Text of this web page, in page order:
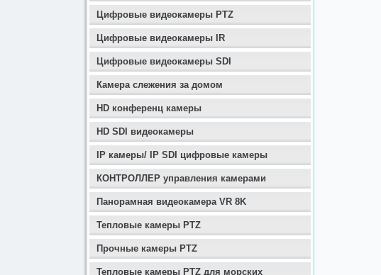
Цифровые видеокамеры PTZ
Цифровые видеокамеры IR
Цифровые видеокамеры SDI
Камера слежения за домом
HD конференц камеры
HD SDI видеокамеры
IP камеры/ IP SDI цифровые камеры
КОНТРОЛЛЕР управления камерами
Панорамная видеокамера VR 8K
Тепловые камеры PTZ
Прочные камеры PTZ
Тепловые камеры PTZ для морских